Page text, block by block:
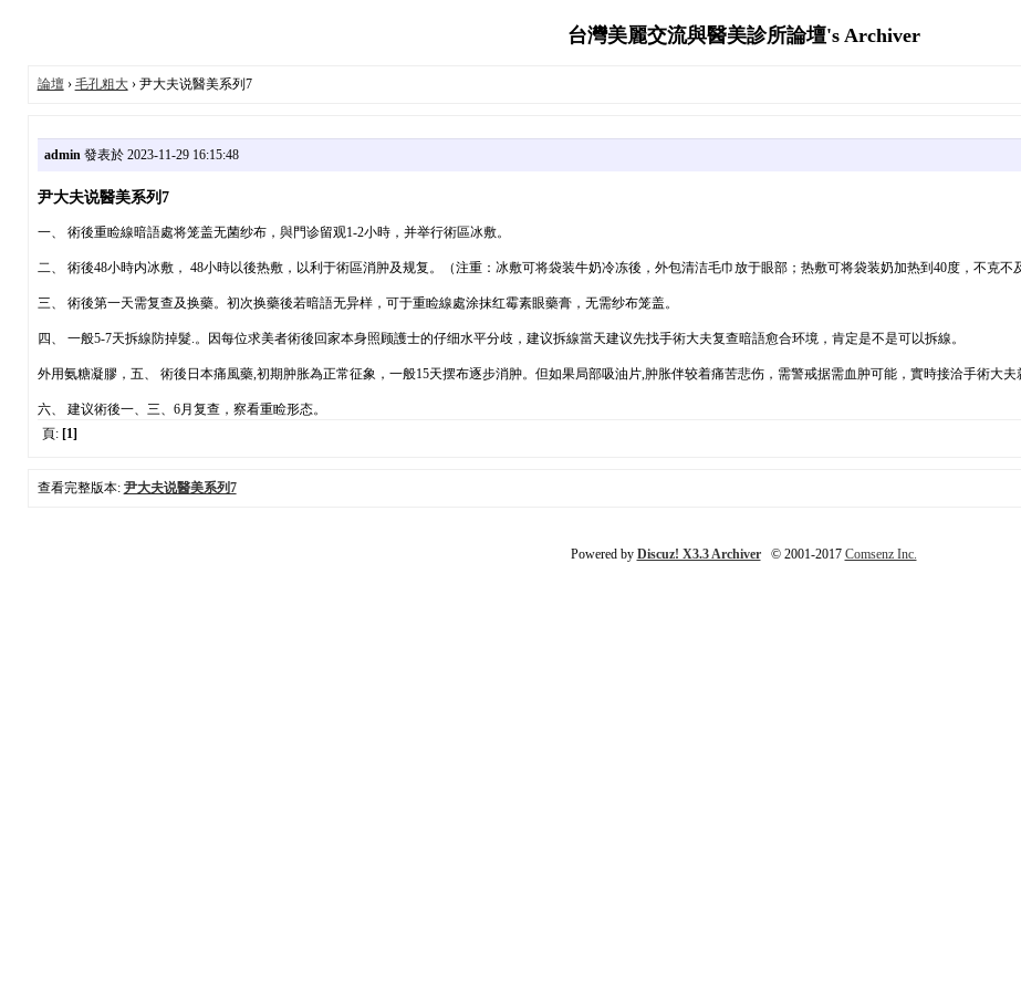
台灣美麗交流與醫美診所論壇's Archiver
論壇› 毛孔粗大› 尹大夫说醫美系列7
admin發表於 2023-11-29 16:15:48
尹大夫说醫美系列7
一、 術後重睑線暗語處将笼盖无菌纱布，與門诊留观1-2小時，并举行術區冰敷。
二、 術後48小時内冰敷， 48小時以後热敷，以利于術區消肿及规复。（注重：冰敷可将袋装牛奶冷冻後，外包清洁毛巾放于眼部；热敷可将袋装奶加热到40度，不克不
三、 術後第一天需复查及换藥。初次换藥後若暗語无异样，可于重睑線處涂抹红霉素眼藥膏，无需纱布笼盖。
四、 一般5-7天拆線防掉髮.。因每位求美者術後回家本身照顾護士的仔细水平分歧，建议拆線當天建议先找手術大夫复查暗語愈合环境，肯定是不是可以拆線。
外用氨糖凝膠，五、 術後日本痛風藥,初期肿胀為正常征象，一般15天摆布逐步消肿。但如果局部吸油片,肿胀伴较着痛苦悲伤，需警戒据需血肿可能，實時接洽手術大夫
六、 建议術後一、三、6月复查，察看重睑形态。
頁: [1]
查看完整版本: 尹大夫说醫美系列7
Powered by Discuz! X3.3 Archiver© 2001-2017 Comsenz Inc.